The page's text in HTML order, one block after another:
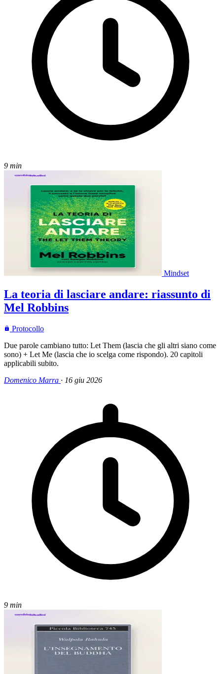
9 min
Mindset
La teoria di lasciare andare: riassunto di
Mel Robbins
Protocollo
Due parole cambiano tutto: Let Them (lascia che gli altri siano come
sono) + Let Me (lascia che io scelga come rispondo). 20 capitoli
applicabili subito.
Domenico Marra · 16 giu 2026
9 min